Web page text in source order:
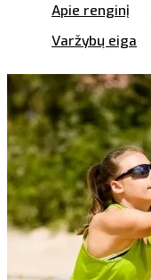
Apie renginį
Varžybų eiga